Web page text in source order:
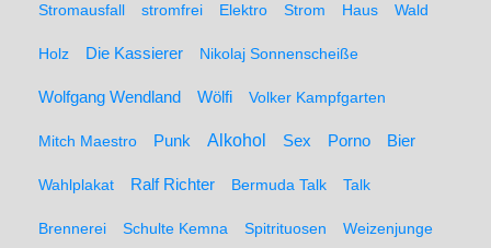
Stromausfall stromfrei Elektro Strom Haus Wald
Holz Die Kassierer Nikolaj Sonnenscheiße
Wolfgang Wendland Wölfi Volker Kampfgarten
Mitch Maestro Punk Alkohol Sex Porno Bier
Wahlplakat Ralf Richter Bermuda Talk Talk
Brennerei Schulte Kemna Spitrituosen Weizenjunge